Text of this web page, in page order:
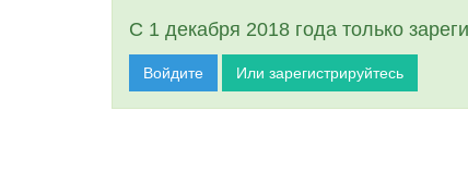
С 1 декабря 2018 года только
Войдите Или зарегистрируйтесь